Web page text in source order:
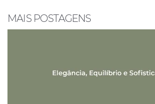
o
k
p
MAIS POSTAGENS